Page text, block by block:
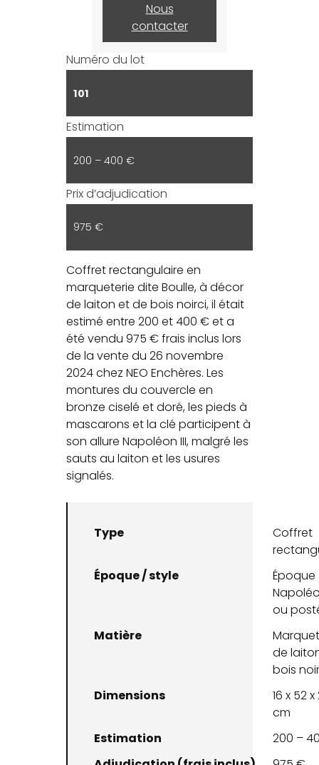
Nous
contacter
Numéro du lot
101
Estimation
200 – 400 €
Prix d’adjudication
975 €
Coffret rectangulaire en
marqueterie dite Boulle, à décor
de laiton et de bois noirci, il était
estimé entre 200 et 400 € et a
été vendu 975 € frais inclus lors
de la vente du 26 novembre
2024 chez NEO Enchères. Les
montures du couvercle en
bronze ciselé et doré, les pieds à
mascarons et la clé participent à
son allure Napoléon III, malgré les
sauts au laiton et les usures
signalés.
Type
Coffret
Époque / style
Époque
ou
Matière
de
bois
Dimensions
16 x 52
cm
Estimation
200 –